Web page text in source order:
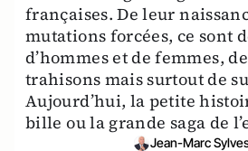
françaises. De leur
mutations forcées, ce sont
d’hommes et de femmes,
trahisons mais surtout de
Aujourd’hui, la petite
bille ou la grande saga de
Jean-Marc